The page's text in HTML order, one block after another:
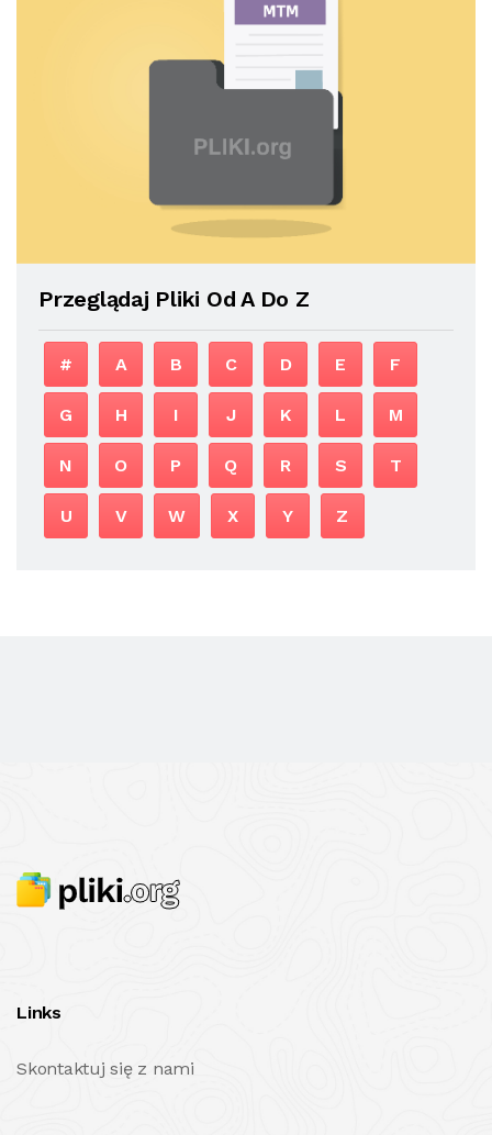
Przeglądaj Pliki Od A Do Z
# A B C D E F
G H I J K L M
N O P Q R S T
U V W X Y Z
Links
Skontaktuj się z nami